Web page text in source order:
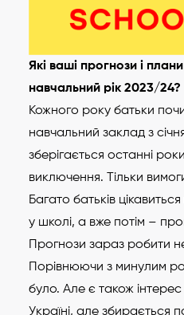
Які ваші прогнози і
навчальний рік 2023/24?
Кожного року батьки
навчальний заклад з
зберігається останні
виключення. Тільки
Багато батьків
у школі, а вже потім –
Прогнози зараз робити
Порівнюючи з минулим
було. Але є також інтерес
Україні, але збирається